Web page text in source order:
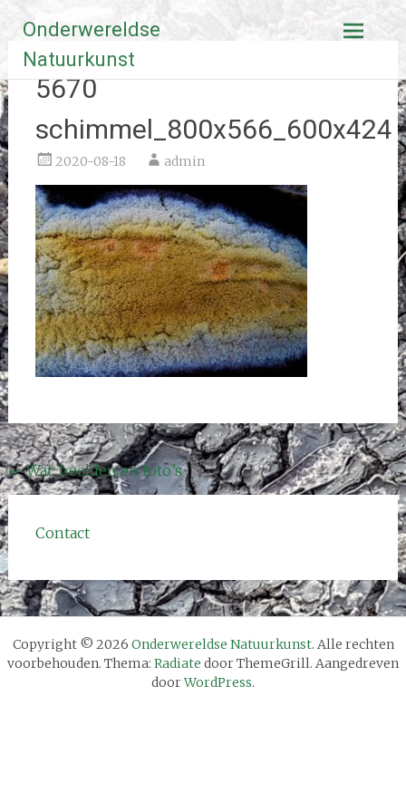
naar
inhoud
Onderwereldse
Natuurkunst
5670
schimmel_800x566_600x424
2020-08-18 admin
Bericht
navigatie
←Wat: beelden en foto’s
Contact
Copyright © 2026 Onderwereldse Natuurkunst. Alle rechten
voorbehouden. Thema: Radiate door ThemeGrill. Aangedreven
doorWordPress.